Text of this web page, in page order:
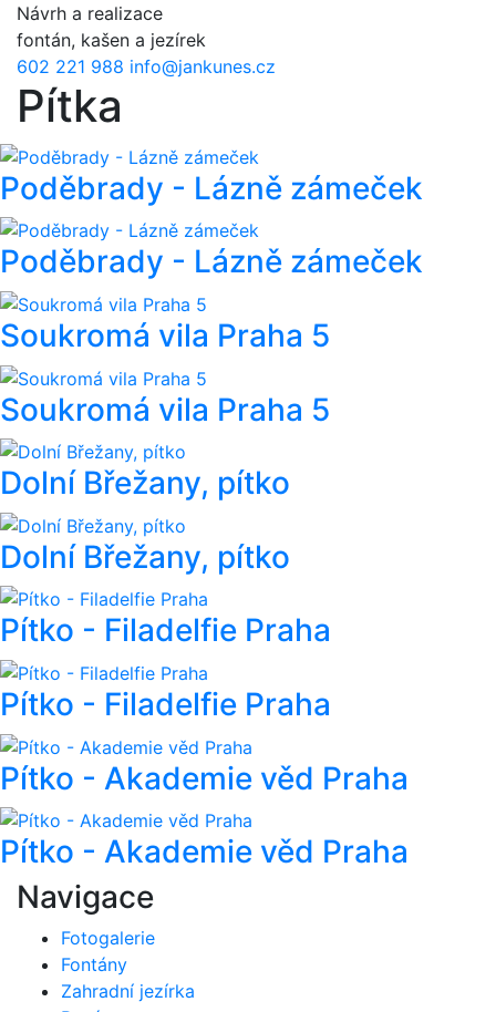
Přejít k hlavnímu obsahu
Návrh a realizace
fontán, kašen a jezírek
602 221 988 info@jankunes.cz
Pítka
Poděbrady - Lázně zámeček
Poděbrady - Lázně zámeček
Soukromá vila Praha 5
Soukromá vila Praha 5
Dolní Břežany, pítko
Dolní Břežany, pítko
Pítko - Filadelfie Praha
Pítko - Filadelfie Praha
Pítko - Akademie věd Praha
Pítko - Akademie věd Praha
Navigace
Fotogalerie
Fontány
Zahradní jezírka